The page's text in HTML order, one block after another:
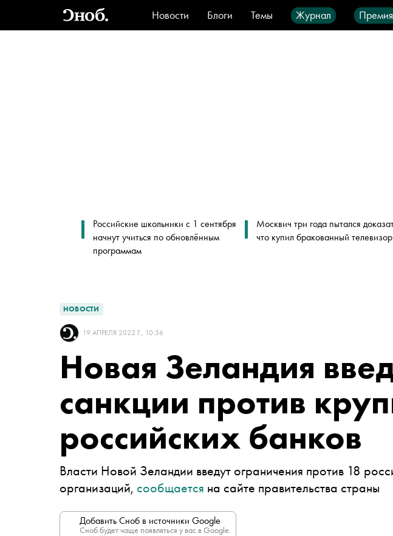
Новости Блоги Темы Журнал Премия
Стиль
Видео Город IT-
Российские школьники с 1 сентября
начнут учиться по обновлённым
программам
Москвич три года пытался
что купил бракованный телевизор
НОВОСТИ
19 АПРЕЛЯ 2022 Г., 10:36
Новая Зеландия
санкции против
российских банков
Власти Новой Зеландии введут ограничения против 18
организаций, сообщается на сайте правительства страны
Добавить Сноб в источники Google
Сноб будет чаще появляться у вас в Google.